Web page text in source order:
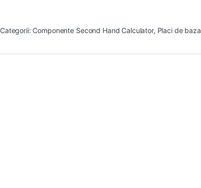
Categorii: Componente Second Hand Calculator, Placi de baza